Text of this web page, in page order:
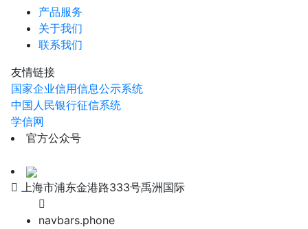
产品服务
关于我们
联系我们
友情链接
国家企业信用信息公示系统
中国人民银行征信系统
学信网
官方公众号
上海市浦东金港路333号禹洲国际
navbars.phone